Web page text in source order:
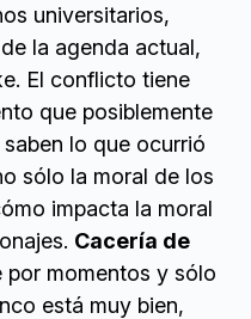
universitarios,
la agenda actual,
El conflicto tiene
que posiblemente
lo que ocurrió
sólo la moral de los
impacta la moral
Cacería de
por momentos y sólo
está muy bien,